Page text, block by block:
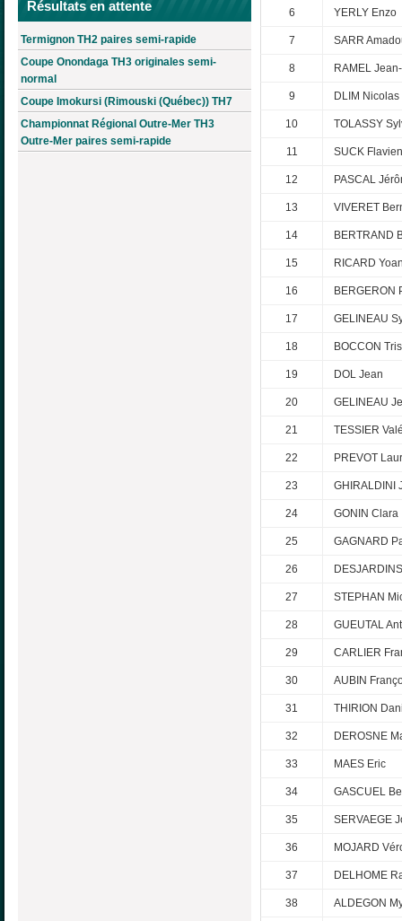
Résultats en attente
Termignon TH2 paires semi-rapide
Coupe Onondaga TH3 originales semi-
normal
Coupe Imokursi (Rimouski (Québec)) TH7
Championnat Régional Outre-Mer TH3
Outre-Mer paires semi-rapide
6 YERLY Enzo
7 SARR
8 RAMEL
9 DLIM Nicolas
10 TOLASSY
11 SUCK Flavien
12 PASCAL
13 VIVERET
14 BERTRAND
15 RICARD
16 BERGERON
17 GELINEAU
18 BOCCON
19 DOL Jean
20 GELINEAU
21 TESSIER
22 PREVOT
23 GHIRALDINI
24 GONIN Clara
25 GAGNARD
26
27 STEPHAN
28 GUEUTAL
29 CARLIER
30 AUBIN
31 THIRION
32 DEROSNE
33 MAES Eric
34 GASCUEL
35 SERVAEGE
36 MOJARD
37 DELHOME
38 ALDEGON